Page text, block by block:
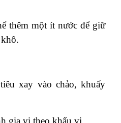
thêm một ít nước để giữ
xay vào chảo, khuấy
gia vị theo khẩu vị